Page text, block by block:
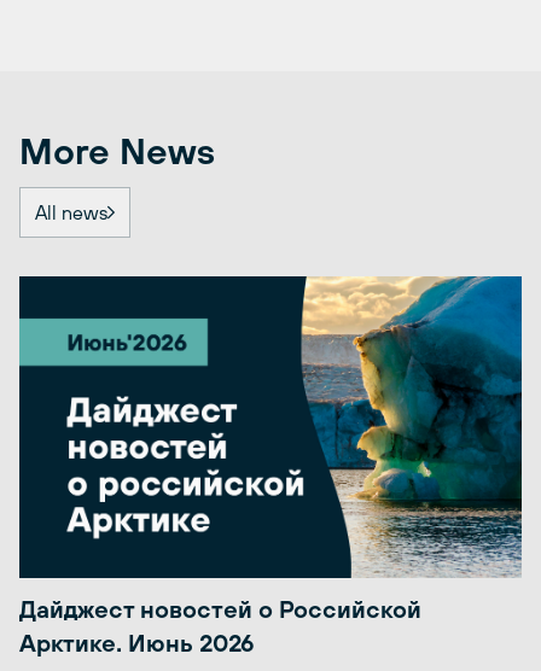
More News
All news
Дайджест новостей о Российской
Арктике. Июнь 2026